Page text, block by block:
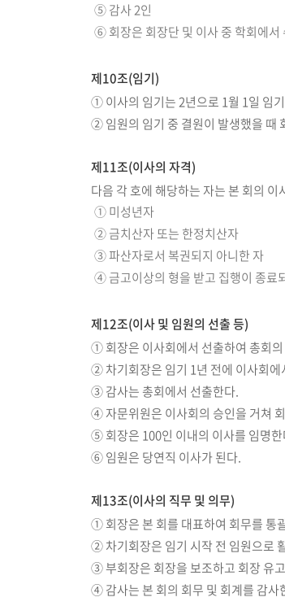
⑤ 감사 2인
⑥ 회장은 회장단 및 이사 중 학회에서
제10조(임기)
① 이사의 임기는 2년으로 1월 1일 임
② 임원의 임기 중 결원이 발생했을 때
제11조(이사의 자격)
다음 각 호에 해당하는 자는 본 회의 이
① 미성년자
② 금치산자 또는 한정치산자
③ 파산자로서 복권되지 아니한 자
④ 금고이상의 형을 받고 집행이 종료
제12조(이사 및 임원의 선출 등)
① 회장은 이사회에서 선출하여 총회
② 차기회장은 임기 1년 전에 이사회
③ 감사는 총회에서 선출한다.
④ 자문위원은 이사회의 승인을 거쳐
⑤ 회장은 100인 이내의 이사를 임명한
⑥ 임원은 당연직 이사가 된다.
제13조(이사의 직무 및 의무)
① 회장은 본 회를 대표하여 회무를 통
② 차기회장은 임기 시작 전 임원으로
③ 부회장은 회장을 보조하고 회장 유
④ 감사는 본 회의 회무 및 회계를 감사